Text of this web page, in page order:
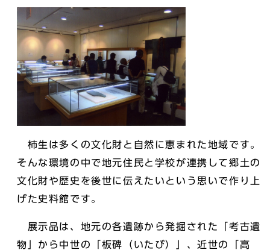
柿生は多くの文化財と自然に恵まれた地域です。
そんな環境の中で地元住民と学校が連携して郷土の
文化財や歴史を後世に伝えたいという思いで作り上
げた史料館です。
展示品は、地元の各遺跡から発掘された「考古遺
物」から中世の「板碑（いたび）」、近世の「高